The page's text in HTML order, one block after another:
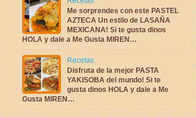
Me sorprendes con este PASTEL
AZTECA Un estilo de LASAÑA
MEXICANA! Si te gusta dinos
HOLA y dale a Me Gusta MIREN…
Recetas
Disfruta de la mejor PASTA
YAKISOBA del mundo! Si te
gusta dinos HOLA y dale a Me
Gusta MIREN…